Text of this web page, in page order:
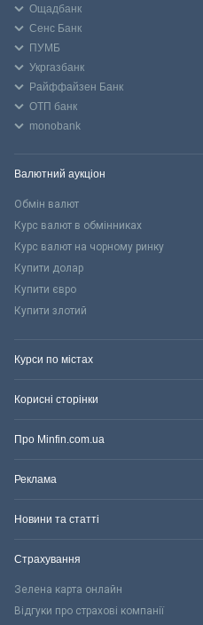
Ощадбанк
Сенс Банк
ПУМБ
Укргазбанк
Райффайзен Банк
ОТП банк
monobank
Валютний аукціон
Обмін валют
Курс валют в обмінниках
Курс валют на чорному ринку
Купити долар
Купити євро
Купити злотий
Курси по містах
Корисні сторінки
Про Minfin.com.ua
Реклама
Новини та статті
Страхування
Зелена карта онлайн
Відгуки про страхові компанії